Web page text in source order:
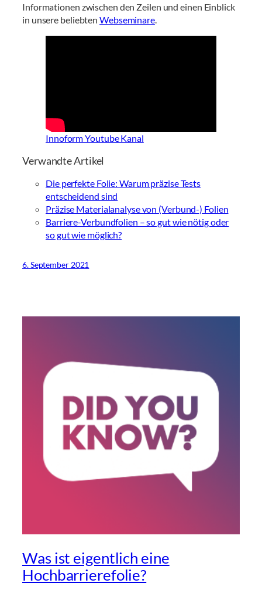
Informationen zwischen den Zeilen und einen Einblick
in unsere beliebtenWebseminare.
Innoform Youtube Kanal
Verwandte Artikel
Die perfekte Folie: Warum präzise Tests
entscheidend sind
Präzise Materialanalyse von (Verbund-) Folien
Barriere-Verbundfolien – so gut wie nötig oder
so gut wie möglich?
6. September 2021
Was ist eigentlich eine
Hochbarrierefolie?